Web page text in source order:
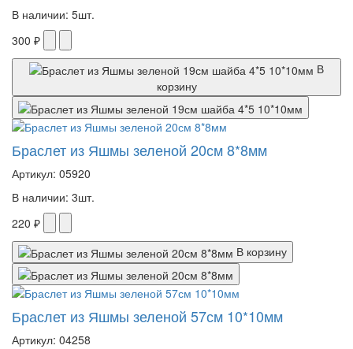
В наличии: 5шт.
300 ₽
В
корзину
Браслет из Яшмы зеленой 20см 8*8мм
Артикул: 05920
В наличии: 3шт.
220 ₽
В корзину
Браслет из Яшмы зеленой 57см 10*10мм
Артикул: 04258